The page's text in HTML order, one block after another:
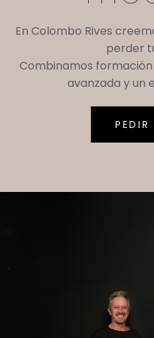
En Colombo Rives
perder
Combinamos
avanzada y un
PEDIR